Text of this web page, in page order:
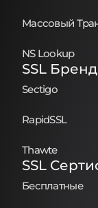
Массовый
NS Lookup
SSL
Sectigo
RapidSSL
Thawte
SSL
Бесплатные